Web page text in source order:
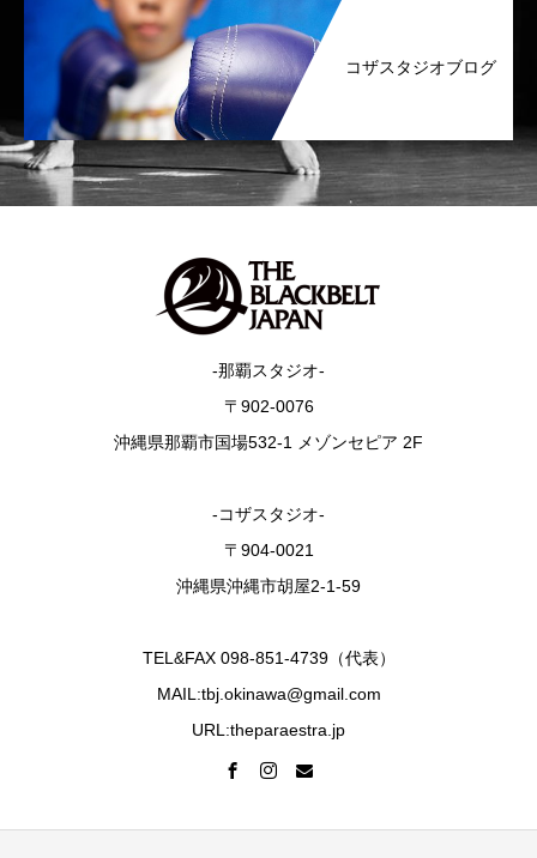
コザスタジオブログ
-那覇スタジオ-
〒902-0076
沖縄県那覇市国場532-1 メゾンセピア 2F
-コザスタジオ-
〒904-0021
沖縄県沖縄市胡屋2-1-59
TEL&FAX 098-851-4739（代表）
MAIL:tbj.okinawa@gmail.com
URL:theparaestra.jp